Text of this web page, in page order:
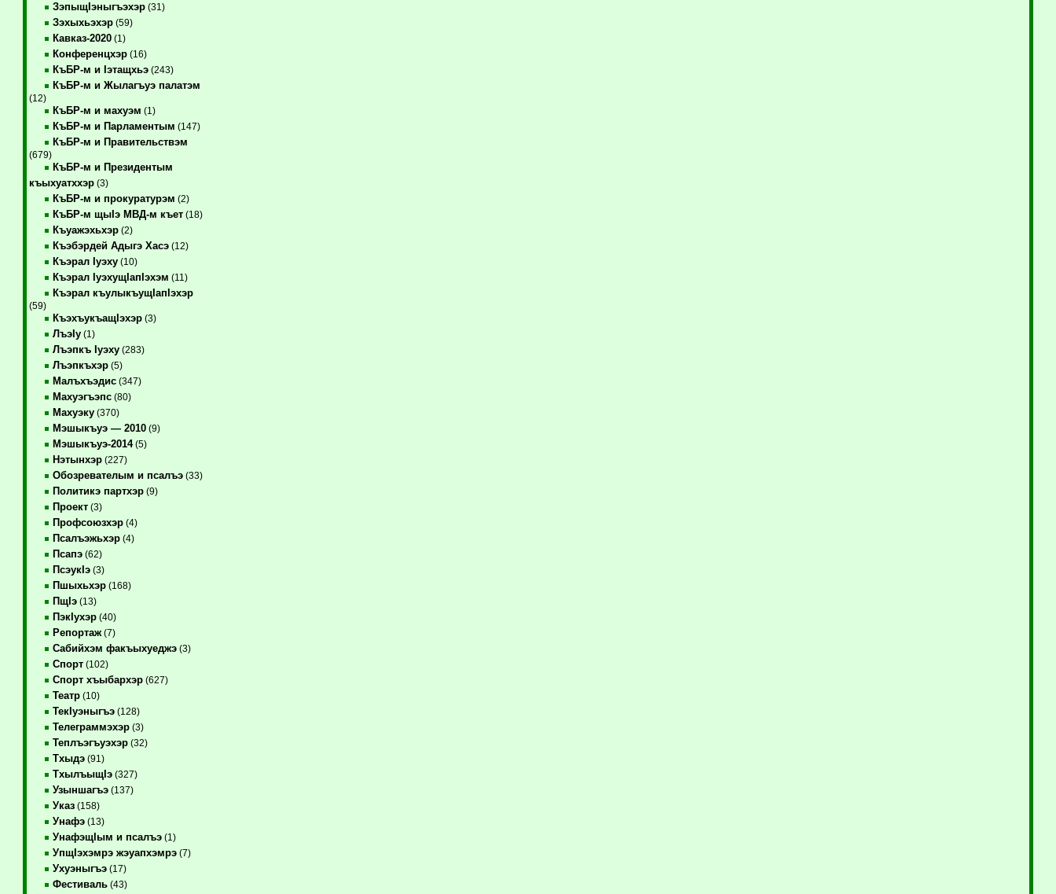
ЗэпыщIэныгъэхэр(31)
Зэхыхьэхэр(59)
Кавказ-2020(1)
Конференцхэр(16)
КъБР-м и Iэтащхьэ(243)
КъБР-м и Жылагъуэ палатэм
(12)
КъБР-м и махуэм (1)
КъБР-м и Парламентым (147)
КъБР-м и Правительствэм
(679)
КъБР-м и Президентым
къыхуатххэр(3)
КъБР-м и прокуратурэм (2)
КъБР-м щыIэ МВД-м къет(18)
Къуажэхьхэр(2)
Къэбэрдей Адыгэ Хасэ(12)
Къэрал Iуэху(10)
Къэрал IуэхущIапIэхэм (11)
Къэрал къулыкъущIапIэхэр
(59)
КъэхъукъащIэхэр(3)
ЛъэIу(1)
Лъэпкъ Iуэху(283)
Лъэпкъхэр(5)
Малъхъэдис(347)
Махуэгъэпс(80)
Махуэку(370)
Мэшыкъуэ — 2010(9)
Мэшыкъуэ-2014(5)
Нэтынхэр(227)
Обозревателым и псалъэ(33)
Политикэ партхэр(9)
Проект(3)
Профсоюзхэр(4)
Псалъэжьхэр(4)
Псапэ(62)
ПсэукIэ(3)
Пшыхьхэр(168)
ПщIэ(13)
ПэкIухэр(40)
Репортаж(7)
Сабийхэм факъыхуеджэ(3)
Спорт(102)
Спорт хъыбархэр(627)
Театр(10)
ТекIуэныгъэ(128)
Телеграммэхэр(3)
Теплъэгъуэхэр(32)
Тхыдэ(91)
ТхылъыщIэ(327)
Узыншагъэ(137)
Указ(158)
Унафэ(13)
УнафэщIым и псалъэ(1)
УпщIэхэмрэ жэуапхэмрэ(7)
Ухуэныгъэ(17)
Фестиваль(43)